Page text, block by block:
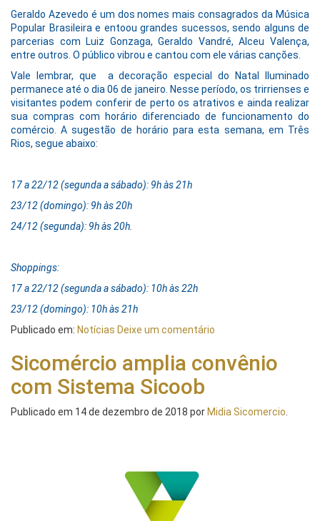
Geraldo Azevedo é um dos nomes mais consagrados da Música
Popular Brasileira e entoou grandes sucessos, sendo alguns de
parcerias com Luiz Gonzaga, Geraldo Vandré, Alceu Valença,
entre outros. O público vibrou e cantou com ele várias canções.
Vale lembrar, que a decoração especial do Natal Iluminado
permanece até o dia 06 de janeiro. Nesse período, os trirrienses e
visitantes podem conferir de perto os atrativos e ainda realizar
sua compras com horário diferenciado de funcionamento do
comércio. A sugestão de horário para esta semana, em Três
Rios, segue abaixo:
17 a 22/12 (segunda a sábado): 9h às 21h
23/12 (domingo): 9h às 20h
24/12 (segunda): 9h às 20h.
Shoppings:
17 a 22/12 (segunda a sábado): 10h às 22h
23/12 (domingo): 10h às 21h
Publicado em: Notícias Deixe um comentário
Sicomércio amplia convênio
com Sistema Sicoob
Publicado em 14 de dezembro de 2018 por Midia Sicomercio